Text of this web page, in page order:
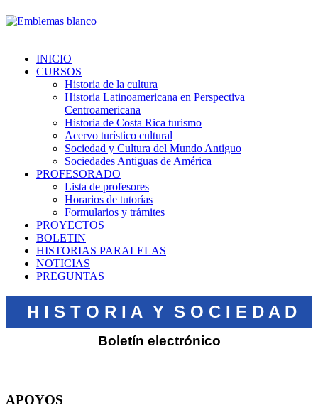
INICIO
CURSOS
Historia de la cultura
Historia Latinoamericana en Perspectiva
Centroamericana
Historia de Costa Rica turismo
Acervo turístico cultural
Sociedad y Cultura del Mundo Antiguo
Sociedades Antiguas de América
PROFESORADO
Lista de profesores
Horarios de tutorías
Formularios y trámites
PROYECTOS
BOLETIN
HISTORIAS PARALELAS
NOTICIAS
PREGUNTAS
H I S T O R I A Y S O C I E D A D
Boletín electrónico
APOYOS